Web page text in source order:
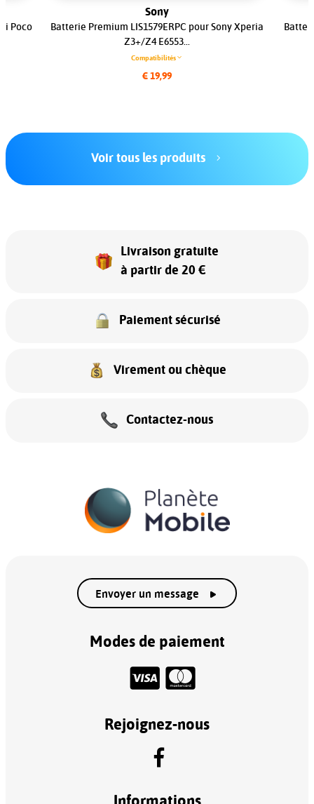
Poco
Sony
Batterie Premium LIS1579ERPC pour Sony Xperia
Z3+/Z4 E6553...
Compatibilités
€ 19,99
Voir tous les produits
Livraison gratuite
à partir de 20 €
Paiement sécurisé
Virement ou chèque
Contactez-nous
Envoyer un message
Modes de paiement
Rejoignez-nous